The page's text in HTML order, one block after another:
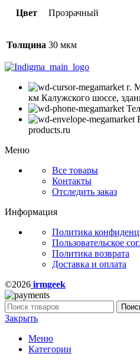
Цвет Прозрачный
Толщина 30 мкм
г.
км Калужского шоссе,
products.ru
Меню
Все товары
Контакты
Отследить заказ
Информация
Политика
Пользовательское
Политика возврата
Доставка и оплата
©2026 irmgeek
Закрыть
Меню
Категории